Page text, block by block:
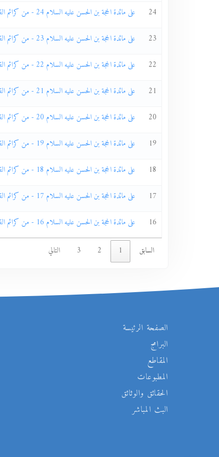
24
على مائدة الحجة بن الحسن عليه السلام 24 - من كرائم القرآن المهدوية 21
23
على مائدة الحجة بن الحسن عليه السلام 23 - من كرائم القرآن المهدوية 20
22
على مائدة الحجة بن الحسن عليه السلام 22 - من كرائم القرآن المهدوية 19
21
على مائدة الحجة بن الحسن عليه السلام 21 - من كرائم القرآن المهدوية 18
20
على مائدة الحجة بن الحسن عليه السلام 20 - من كرائم القرآن المهدوية 17
19
على مائدة الحجة بن الحسن عليه السلام 19 - من كرائم القرآن المهدوية 16
18
على مائدة الحجة بن الحسن عليه السلام 18 - من كرائم القرآن المهدوية 15
17
على مائدة الحجة بن الحسن عليه السلام 17 - من كرائم القرآن المهدوية 14
16
على مائدة الحجة بن الحسن عليه السلام 16 - من كرائم القرآن المهدوية 13
السابق 1
2
3 التالي
الصفحة الرئيسة
البرامج
المقاطع
المطبوعات
الحقائق والوثائق
البث المباشر